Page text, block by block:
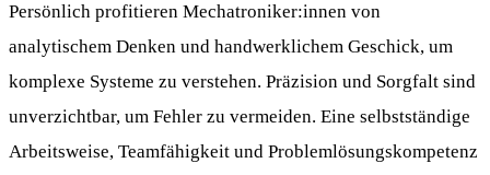
Persönlich profitieren Mechatroniker:innen von
analytischem Denken und handwerklichem Geschick, um
komplexe Systeme zu verstehen. Präzision und Sorgfalt sind
unverzichtbar, um Fehler zu vermeiden. Eine selbstständige
Arbeitsweise, Teamfähigkeit und Problemlösungskompetenz